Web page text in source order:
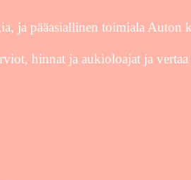
ja pääasiallinen toimiala Auton
hinnat ja aukioloajat ja